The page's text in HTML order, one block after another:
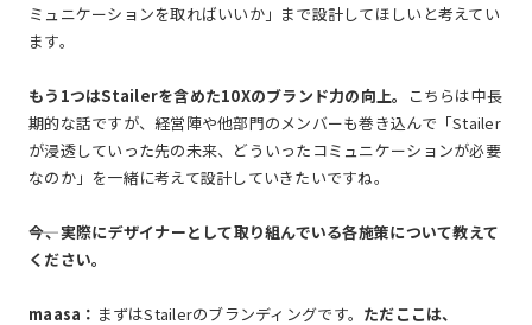
ミュニケーションを取ればいいか」まで設計してほしいと考えてい
ます。
もう1つはStailerを含めた10Xのブランド力の向上。
こちらは中長
期的な話ですが、経営陣や他部門のメンバーも巻き込んで「Stailer
が浸透していった先の未来、どういったコミュニケーションが必要
なのか」を一緒に考えて設計していきたいですね。
――今、実際にデザイナーとして取り組んでいる各施策について教えて
ください。
maasa： まずはStailerのブランディングです。 ただここは、